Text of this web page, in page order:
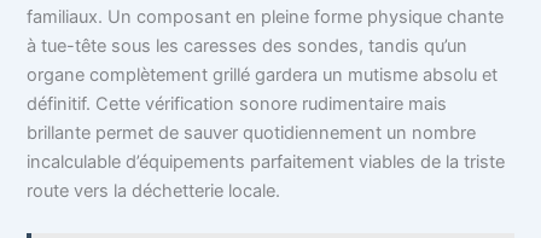
familiaux. Un composant en pleine forme physique chante
à tue-tête sous les caresses des sondes, tandis qu’un
organe complètement grillé gardera un mutisme absolu et
définitif. Cette vérification sonore rudimentaire mais
brillante permet de sauver quotidiennement un nombre
incalculable d’équipements parfaitement viables de la triste
route vers la déchetterie locale.